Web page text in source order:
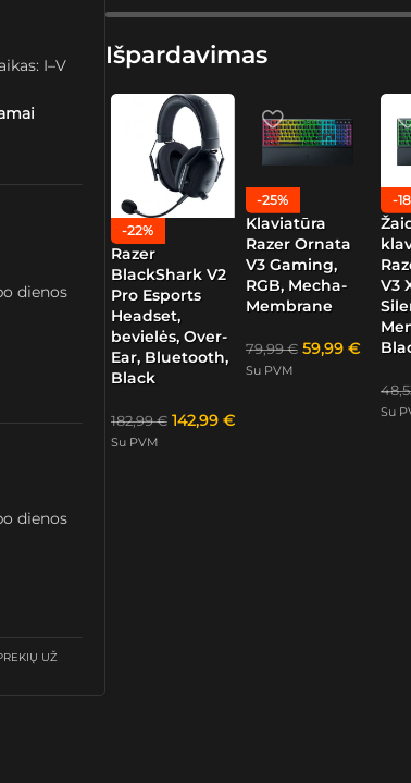
I–V
dienos
dienos
UŽ
Išpardavimas
-22%
Razer
BlackShark V2
Pro Esports
Headset,
bevielės, Over-
Ear, Bluetooth,
Black
182,99€ 142,99 €
Su PVM
-25%
Klaviatūra
Razer Ornata
V3 Gaming,
RGB, Mecha-
Membrane
79,99€ 59,99 €
Su PVM
-
V3
Su